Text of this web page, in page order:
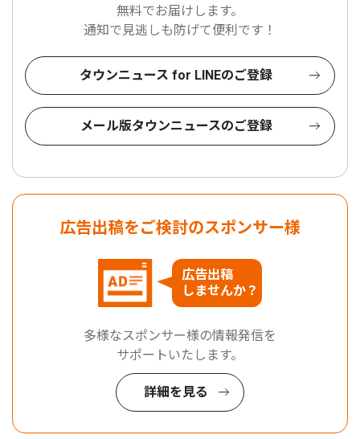
無料でお届けします。
通知で見逃しも防げて便利です！
タウンニュース for LINEのご登録
メール版タウンニュースのご登録
広告出稿をご検討のスポンサー様
広告出稿
しませんか？
多様なスポンサー様の情報発信を
サポートいたします。
詳細を見る